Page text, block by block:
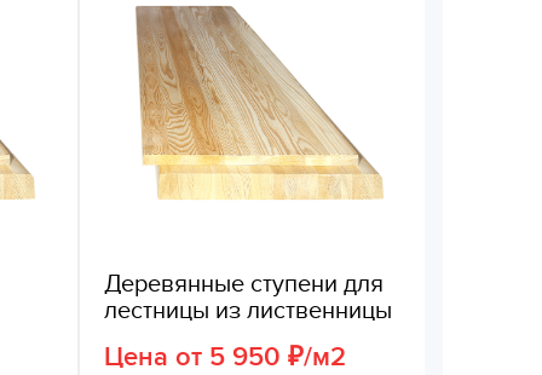
Деревянные ступени для
лестницы из лиственницы
Цена от 5 950 ₽/м2